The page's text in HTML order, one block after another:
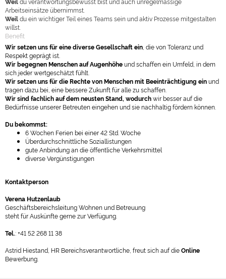
Arbeitseinsätze übernimmst.
Weildu ein wichtiger Teil eines Teams sein und aktiv Prozesse mitgestalten
willst.
Benefit
Wir setzen uns für eine diverse Gesellschaft ein , die von Toleranz und
Respekt geprägt ist.
Wir begegnen Menschen auf Augenhöheund schaffen ein Umfeld, in dem
sich jeder wertgeschätzt fühlt.
Wir setzen uns für die Rechte von Menschen mit Beeinträchtigung einund
tragen dazu bei, eine bessere Zukunft für alle zu schaffen.
Wir sind fachlich auf dem neusten Stand, wodurchwir besser auf die
Bedürfnisse unserer Betreuten eingehen und sie nachhaltig fördern können.
Du bekommst:
6 Wochen Ferien bei einer 42 Std. Woche
Überdurchschnittliche Soziallistungen
gute Anbindung an die öffentliche Verkehrsmittel
diverse Vergünstigungen
Kontaktperson
Verena Hutzenlaub
Geschäftsbereichsleitung Wohnen und Betreuung
steht für Auskünfte gerne zur Verfügung.
Tel.: +41 52 268 11 38
Astrid Hiestand, HR Bereichsverantwortliche, freut sich auf dieOnline
Bewerbung.